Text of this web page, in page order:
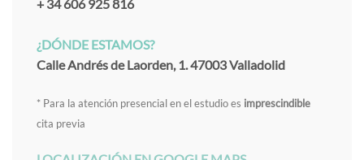
+ 34 606 925 816
¿DÓNDE ESTAMOS?
Calle Andrés de Laorden, 1. 47003 Valladolid
* Para la atención presencial en el estudio es imprescindible
cita previa